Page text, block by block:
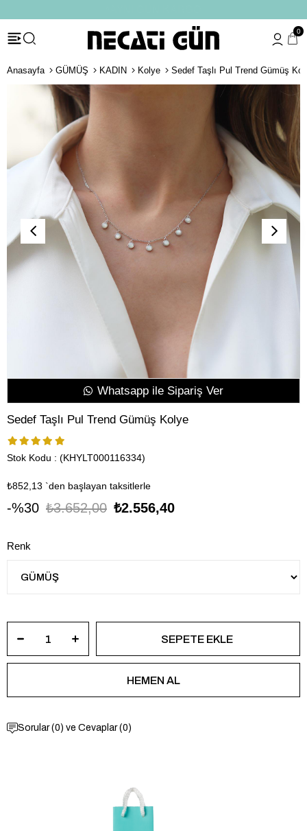
0
Anasayfa GÜMÜŞ KADIN Kolye Sedef Taşlı Pul Trend Gümüş
Whatsapp ile Sipariş Ver
Sedef Taşlı Pul Trend Gümüş Kolye
Stok Kodu (KHYLT000116334)
₺852,13 `den başlayan taksitlerle
30 ₺3.652,00 ₺2.556,40
Renk
Sorular (0) ve Cevaplar (0)